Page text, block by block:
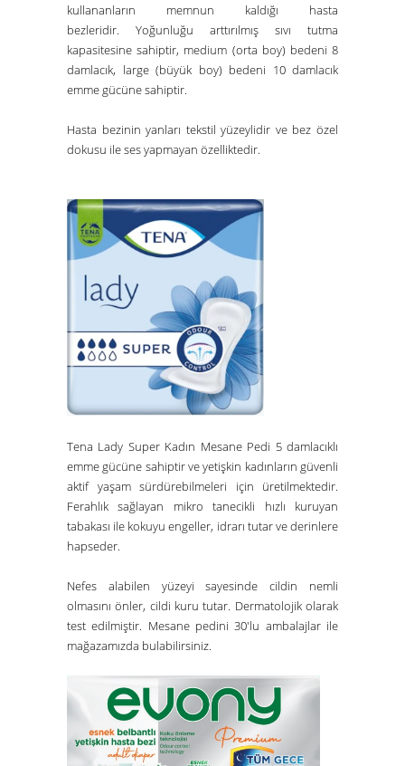
kullananların memnun kaldığı hasta
bezleridir. Yoğunluğu arttırılmış sıvı tutma
kapasitesine sahiptir, medium (orta boy) bedeni 8
damlacık, large (büyük boy) bedeni 10 damlacık
emme gücüne sahiptir.
Hasta bezinin yanları tekstil yüzeylidir ve bez özel
dokusu ile ses yapmayan özelliktedir.
Tena Lady Super Kadın Mesane Pedi 5 damlacıklı
emme gücüne sahiptir ve yetişkin kadınların güvenli
aktif yaşam sürdürebilmeleri için üretilmektedir.
Ferahlık sağlayan mikro tanecikli hızlı kuruyan
tabakası ile kokuyu engeller, idrarı tutar ve derinlere
hapseder.
Nefes alabilen yüzeyi sayesinde cildin nemli
olmasını önler, cildi kuru tutar. Dermatolojik olarak
test edilmiştir. Mesane pedini 30'lu ambalajlar ile
mağazamızda bulabilirsiniz.